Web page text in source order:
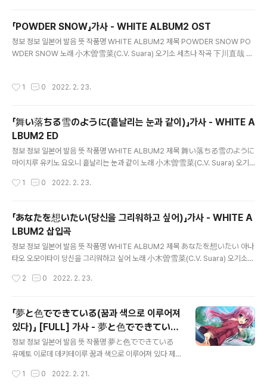
토 주머니에 집어넣은 유리구슬과 言葉忘れて見上げた
あの流星 코토바와스레테 미아게타 아노 류우세에 말 잊
고 올려다본 그 유성 憧れも曇り空も 아코가레모 쿠모리
조라모 동경도 흐린 하늘도 全部抱きしめて走り出す 젠
라나이 키모치모 눈동자를 보는 것만으로는 알 수 없는 기
우 이츠모노 코노 바쇼데 밤하..
「POWDER SNOW」가사 - WHITE ALBUM2 OST
정보 정보 일본어 발음 뜻 작품명 WHITE ALBUM2 제목 POWDER SNOW PO
WDER SNOW 노래 小木曽雪菜(C.V. Suara) 오기소 세츠나 작곡 下川直哉 시
하늘에서 부드럽게 내려와 手のひらで受け止めた 雪が切ない 테노히라데 우케
요 당신은 멈춰서서 思い出していますか 空を見上げながら 오모이다시테이마
스카 소라오 미아게나가라 추억하고 있나요? 하늘을 올려다보면서 嬉しそうに雪
の上を歩くあなたが 우레시소..
1 0 2022. 2. 23.
「舞い落ちる雪のように(흩날리는 눈과 같이)」가사 - WHITE A
LBUM2 ED
정보 정보 일본어 발음 뜻 작품명 WHITE ALBUM2 제목 舞い落ちる雪のように
마이치루 유키노 요오니 흩날리는 눈과 같이 노래 小木曽雪菜(C.V. Suara) 오기
12 YouTube 가사 心配してます さみしがりやのあなた 신파이시테마스 사미
みしい 츠요가루 와타시가 못토 못토 사미시이 센 척하는 내가 더더욱 외로워 あな
たとの想い出の すべてを雪のように 아나타토노 오모이데노 스베테오 유키노
요오니 당신과의 추억 전부를 눈처럼 真っ白に染め消してしまえばいいと 思う
けれども 맛시로니 소메 케시테시마에바 이이토 오모우케레도모 새하얗게 물들여
버리면 좋을 것 같은데 舞い落..
1 0 2022. 2. 23.
「あなたを想いたい(당신을 그리워하고 싶어)」가사 - WHITE A
LBUM2 삽입곡
정보 정보 일본어 발음 뜻 작품명 WHITE ALBUM2 제목 あなたを想いたい 아나
타오 오모이타이 당신을 그리워하고 싶어 노래 小木曽雪菜(C.V. Suara) 오기소
YouTube 가사 冷たい雨が降りはじめて 街を闇にひたしてく 츠메타이 아메
에 적셔가 ガラスをすべる雫は まるで流星のようね 가라스오 스베루 시즈쿠와
마루데 류우세에노요오네 유리를 미끄러지는 물방울은 마치 유성 같아 ゆるやかに
流れるひと時 あなたをしのんで 유루야카니 나가레루 히토토키 아나타오 시논데
느릿느릿 흐르는 한때 너를 그리워하며 大切に見守る想いは 幸せにさせてくれ
る 타이세츠니 미마모루 오..
2 0 2022. 2. 23.
「夢と色でできている(꿈과 색으로 이루어져
있다)」 [FULL] 가사 - 夢と色でできている
(꿈과 색으로 이루어져 있다) OP
정보 정보 일본어 발음 뜻 작품명 夢と色でできている
유메토 이로데 데키테이루 꿈과 색으로 이루어져 있다 제
색으로 이루어져 있다 노래 佐咲紗花 사사키 사야카 작곡
1 0 2022. 2. 21.